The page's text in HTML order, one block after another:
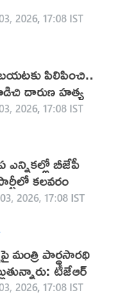
2026, 17:08 IST
పిలిపించి..
దారుణ హత్య
2026, 17:08 IST
ఎన్నికల్లో బీజేపీ
కలవరం
2026, 17:08 IST
మంత్రి పార్థసారథి
టీజేఆర్
2026, 17:08 IST